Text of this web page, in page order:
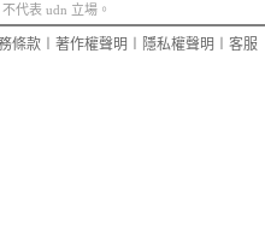
代表 udn 立場。
條款 著作權聲明 隱私權聲明 客服